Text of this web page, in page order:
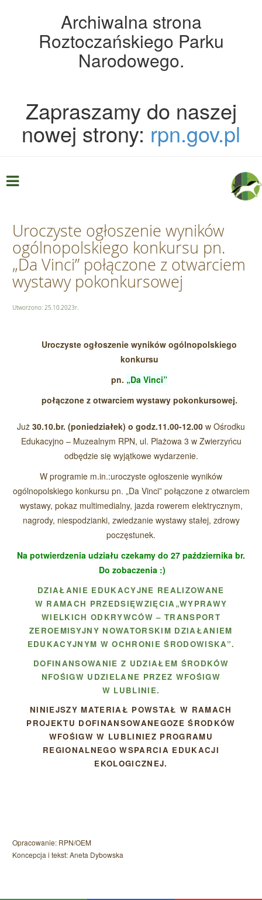
Archiwalna strona
Roztoczańskiego Parku
Narodowego.
Zapraszamy do naszej
nowej strony: rpn.gov.pl
Uroczyste ogłoszenie wyników
ogólnopolskiego konkursu pn.
„Da Vinci” połączone z otwarciem
wystawy pokonkursowej
Utworzono: 25.10.2023r.
Uroczyste ogłoszenie wyników ogólnopolskiego
konkursu
pn. „Da Vinci”
połączone z otwarciem wystawy pokonkursowej.
Już 30.10.br. (poniedziałek) o godz.11.00-12.00 w Ośrodku
Edukacyjno – Muzealnym RPN, ul. Plażowa 3 w Zwierzyńcu
odbędzie się wyjątkowe wydarzenie.
W programie m.in.:uroczyste ogłoszenie wyników
ogólnopolskiego konkursu pn. „Da Vinci” połączone z otwarciem
wystawy, pokaz multimedialny, jazda rowerem elektrycznym,
nagrody, niespodzianki, zwiedzanie wystawy stałej, zdrowy
poczęstunek.
Na potwierdzenia udziału czekamy do 27 października br.
Do zobaczenia :)
DZIAŁANIE EDUKACYJNE REALIZOWANE
W RAMACH PRZEDSIĘWZIĘCIA„WYPRAWY
WIELKICH ODKRYWCÓW – TRANSPORT
ZEROEMISYJNY NOWATORSKIM DZIAŁANIEM
EDUKACYJNYM W OCHRONIE ŚRODOWISKA”.
DOFINANSOWANIE Z UDZIAŁEM ŚRODKÓW
NFOŚIGW UDZIELANE PRZEZ WFOŚIGW
W LUBLINIE.
NINIEJSZY MATERIAŁ POWSTAŁ W RAMACH
PROJEKTU DOFINANSOWANEGOZE ŚRODKÓW
WFOŚIGW W LUBLINIEZ PROGRAMU
REGIONALNEGO WSPARCIA EDUKACJI
EKOLOGICZNEJ.
Opracowanie: RPN/OEM
Koncepcja i tekst: Aneta Dybowska